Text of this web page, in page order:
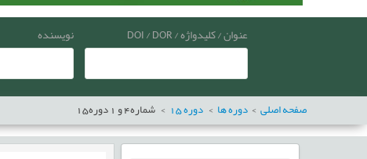
عنوان / کلیدواژه / DOI / DOR نویسنده
صفحه اصلی دوره ها دوره شماره4و1دوره15